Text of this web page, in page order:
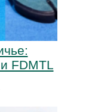
FDMTL